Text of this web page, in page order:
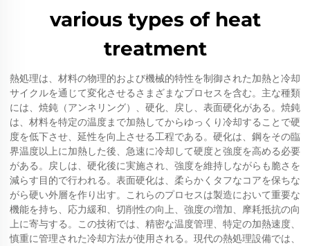
various types of heat
treatment
熱処理は、材料の物理的および機械的特性を制御された加熱と冷却
サイクルを通じて変化させるさまざまなプロセスを含む。主な種類
には、焼鈍（アンネリング）、硬化、戻し、表面硬化がある。焼鈍
は、材料を特定の温度まで加熱してからゆっくり冷却することで硬
度を低下させ、延性を向上させる工程である。硬化は、鋼をその臨
界温度以上に加熱した後、急速に冷却して硬度と強度を高める必要
がある。戻しは、硬化後に実施され、強度を維持しながらも脆さを
減らす目的で行われる。表面硬化は、柔らかくタフなコアを保ちな
がら硬い外層を作り出す。これらのプロセスは製造において重要な
機能を持ち、応力緩和、切削性の向上、強度の増加、摩耗抵抗の向
上に寄与する。この技術では、精密な温度管理、特定の加熱速度、
慎重に管理された冷却方法が使用される。現代の熱処理設備では、